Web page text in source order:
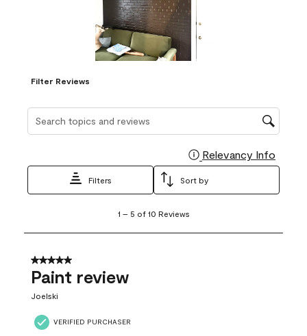
Filter Reviews
Relevancy Info
Filters Sort by
5
10
Reviews
1 – 5 of 10 Reviews
5 out of 5 stars.
Paint review
Joelski
VERIFIED PURCHASER